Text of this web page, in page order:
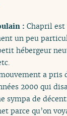
:Chapril
un peu
hébergeur
a pris
2000 qui
sympa de
parce qu’on